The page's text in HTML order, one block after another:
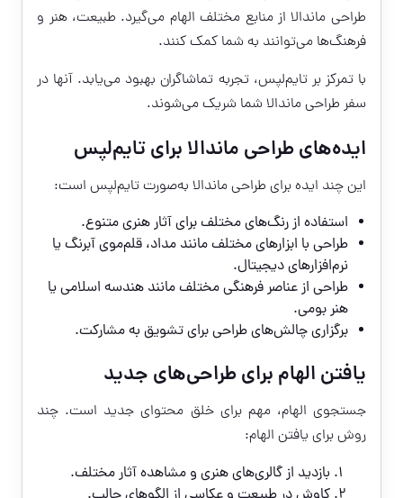
طراحی ماندالا از منابع مختلف الهام می‌گیرد. طبیعت، هنر و
فرهنگ‌ها می‌توانند به شما کمک کنند.
با تمرکز بر تایم‌لپس، تجربه تماشاگران بهبود می‌یابد. آنها در
سفر طراحی ماندالا شما شریک می‌شوند.
ایده‌های طراحی ماندالا برای تایم‌لپس
این چند ایده برای طراحی ماندالا به‌صورت تایم‌لپس است:
استفاده از رنگ‌های مختلف برای آثار هنری متنوع.
طراحی با ابزارهای مختلف مانند مداد، قلم‌موی آبرنگ یا
نرم‌افزارهای دیجیتال.
طراحی از عناصر فرهنگی مختلف مانند هندسه اسلامی یا
هنر بومی.
برگزاری چالش‌های طراحی برای تشویق به مشارکت.
یافتن الهام برای طراحی‌های جدید
جستجوی الهام، مهم برای خلق محتوای جدید است. چند
روش برای یافتن الهام:
بازدید از گالری‌های هنری و مشاهده آثار مختلف.